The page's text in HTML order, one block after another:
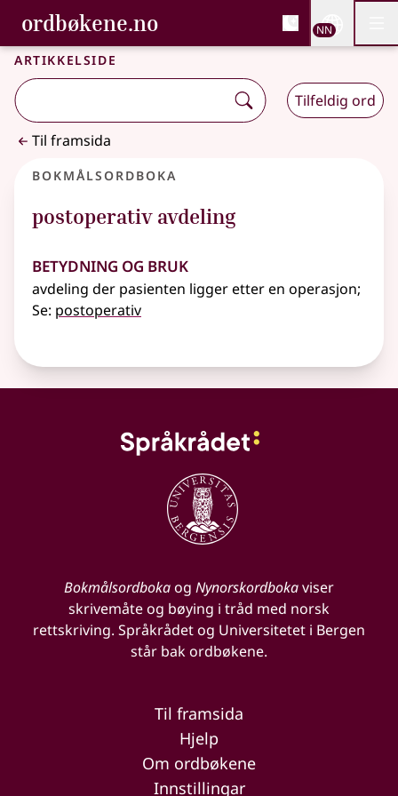
Gå til hovudinnhald
Tilgjenge
ordbøkene.no, Bokmålsordboka og
Bokmålsordboka og Nynorskordboka
NN
Artikkelside
Tilfeldig ord
Til framsida
Bokmålsordboka
postoperativ avdeling
Betydning og bruk
avdeling der pasienten ligger etter en operasjon;
Se: postoperativ
Bokmålsordbokaog Nynorskordbokaviser
skrivemåte og bøying i tråd med norsk
rettskriving. Språkrådet og Universitetet i Bergen
står bak ordbøkene.
Til framsida
Hjelp
Om ordbøkene
Innstillingar